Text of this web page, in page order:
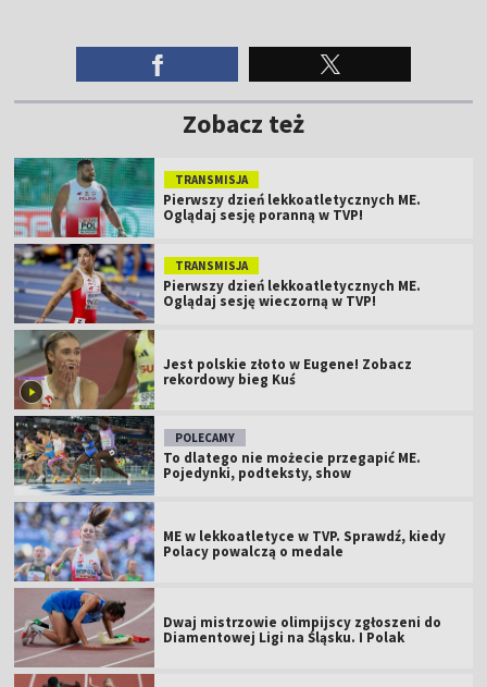
Zobacz też
TRANSMISJA
Pierwszy dzień lekkoatletycznych ME.
Oglądaj sesję poranną w TVP!
TRANSMISJA
Pierwszy dzień lekkoatletycznych ME.
Oglądaj sesję wieczorną w TVP!
Jest polskie złoto w Eugene! Zobacz
rekordowy bieg Kuś
POLECAMY
To dlatego nie możecie przegapić ME.
Pojedynki, podteksty, show
ME w lekkoatletyce w TVP. Sprawdź, kiedy
Polacy powalczą o medale
Dwaj mistrzowie olimpijscy zgłoszeni do
Diamentowej Ligi na Śląsku. I Polak